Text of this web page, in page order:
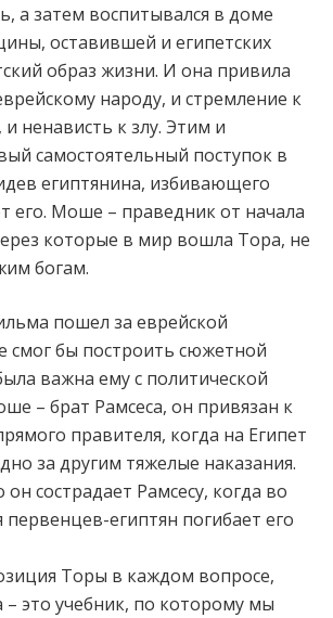
а затем воспитывался в доме
оставившей и египетских
образ жизни. И она привила
народу, и стремление к
ненависть к злу. Этим и
самостоятельный поступок в
египтянина, избивающего
его. Моше – праведник от начала
которые в мир вошла Тора, не
богам.
пошел за еврейской
смог бы построить сюжетной
важна ему с политической
– брат Рамсеса, он привязан к
правителя, когда на Египет
за другим тяжелые наказания.
сострадает Рамсесу, когда во
первенцев-египтян погибает его
Торы в каждом вопросе,
это учебник, по которому мы